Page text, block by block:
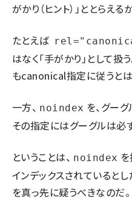
がかり（ヒント）」ととらえる
たとえば
はなく「手がかり」として扱
もcanonical指定に従うとは
一方、 noindex を、グーグ
その指定にはグーグルは必
ということは、 noindex
インデックスされていると
を真っ先に疑うべきなのだ。